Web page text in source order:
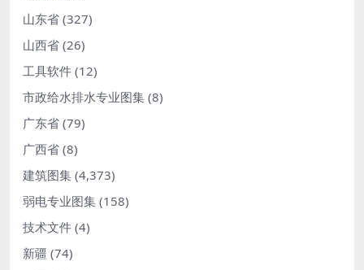
山东省 (327)
山西省 (26)
工具软件 (12)
市政给水排水专业图集 (8)
广东省 (79)
广西省 (8)
建筑图集 (4,373)
弱电专业图集 (158)
技术文件 (4)
新疆 (74)